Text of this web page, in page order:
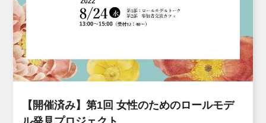
【開催済み】第1回 女性のためのロールモデ